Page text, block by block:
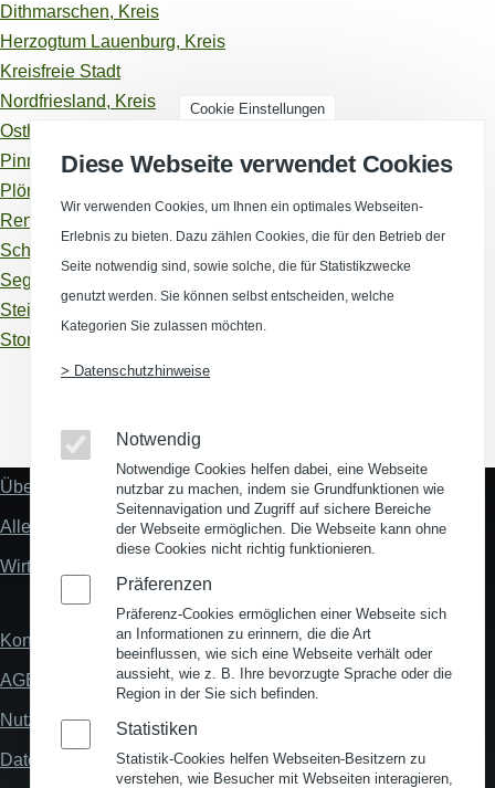
Dithmarschen, Kreis
Herzogtum Lauenburg, Kreis
Kreisfreie Stadt
Nordfriesland, Kreis
Ostholstein, Kreis
Pinneberg, Kreis
Plön, Kreis
Rendsburg-Eckernförde, Kreis
Schleswig-Flensburg, Kreis
Segeberg, Kreis
Steinburg, Kreis
Stormarn, Kreis
Fußzeile
Links
Über uns
Alles zum Thema Standortanalyse
Wirtschaftsstandort Deutschland
Fußzeile
Kontakt
AGB
Nutzungsbedingungen
Datenschutz
Cookie Einstellungen
Diese Webseite verwendet Cookies
Wir verwenden Cookies, um Ihnen ein optimales Webseiten-
Erlebnis zu bieten. Dazu zählen Cookies, die für den Betrieb der
Seite notwendig sind, sowie solche, die für Statistikzwecke
genutzt werden. Sie können selbst entscheiden, welche
Kategorien Sie zulassen möchten.
> Datenschutzhinweise
Notwendig
Notwendige Cookies helfen dabei, eine Webseite
nutzbar zu machen, indem sie Grundfunktionen wie
Seitennavigation und Zugriff auf sichere Bereiche
der Webseite ermöglichen. Die Webseite kann ohne
diese Cookies nicht richtig funktionieren.
Präferenzen
Präferenz-Cookies ermöglichen einer Webseite sich
an Informationen zu erinnern, die die Art
beeinflussen, wie sich eine Webseite verhält oder
aussieht, wie z. B. Ihre bevorzugte Sprache oder die
Region in der Sie sich befinden.
Statistiken
Statistik-Cookies helfen Webseiten-Besitzern zu
verstehen, wie Besucher mit Webseiten interagieren,